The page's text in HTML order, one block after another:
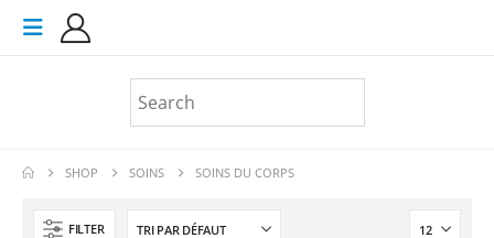
SHOP SOINS SOINS DU CORPS
FILTER